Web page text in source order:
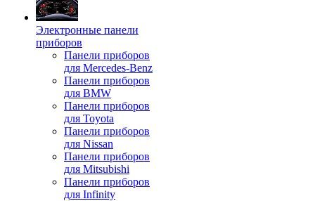
Электронные панели
приборов
Панели приборов
для Mercedes-Benz
Панели приборов
для BMW
Панели приборов
для Toyota
Панели приборов
для Nissan
Панели приборов
для Mitsubishi
Панели приборов
для Infinity